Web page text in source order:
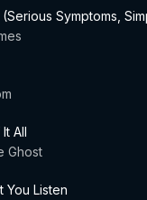
Symptoms,
All
Ghost
You Listen